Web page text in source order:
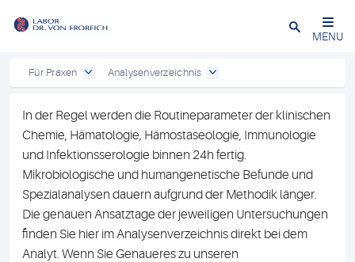
Close
MENU
Für Praxen Analysenverzeichnis
In der Regel werden die Routineparameter der klinischen
Chemie, Hämatologie, Hämostaseologie, Immunologie
und Infektionsserologie binnen 24h fertig.
Mikrobiologische und humangenetische Befunde und
Spezialanalysen dauern aufgrund der Methodik länger.
Die genauen Ansatztage der jeweiligen Untersuchungen
finden Sie hier im Analysenverzeichnis direkt bei dem
Analyt. Wenn Sie Genaueres zu unseren